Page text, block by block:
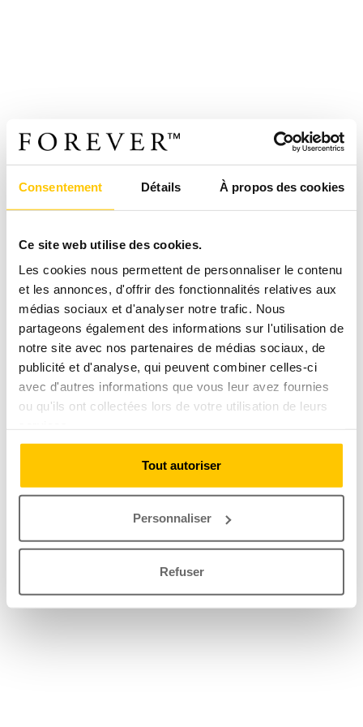
Consentement Détails À propos des cookies
Ce site web utilise des cookies.
Les cookies nous permettent de personnaliser le contenu
et les annonces, d'offrir des fonctionnalités relatives aux
médias sociaux et d'analyser notre trafic. Nous
partageons également des informations sur l'utilisation de
notre site avec nos partenaires de médias sociaux, de
publicité et d'analyse, qui peuvent combiner celles-ci
avec d'autres informations que vous leur avez fournies
ou qu'ils ont collectées lors de votre utilisation de leurs
Tout autoriser
Personnaliser
Refuser